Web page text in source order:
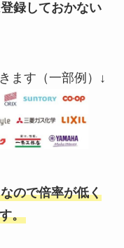
録しておかない
ます（一部例）↓
ので倍率が低く
。